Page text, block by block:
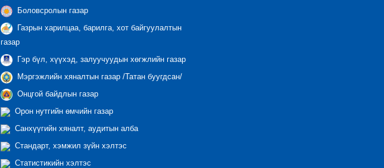
Боловсролын газар
Газрын харилцаа, барилга, хот байгуулалтын
газар
Гэр бүл, хүүхэд, залуучуудын хөгжлийн газар
Мэргэжлийн хяналтын газар /Татан буугдсан/
Онцгой байдлын газар
Орон нутгийн өмчийн газар
Санхүүгийн хяналт, аудитын алба
Стандарт, хэмжил зүйн хэлтэс
Статистикийн хэлтэс